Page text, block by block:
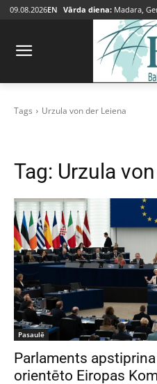
09.08.2026EN Vārda diena: Madara,
Tags Urzula von der Leiena
Tag: Urzula
Pasaulē
Parlaments
orientēto Eiropas